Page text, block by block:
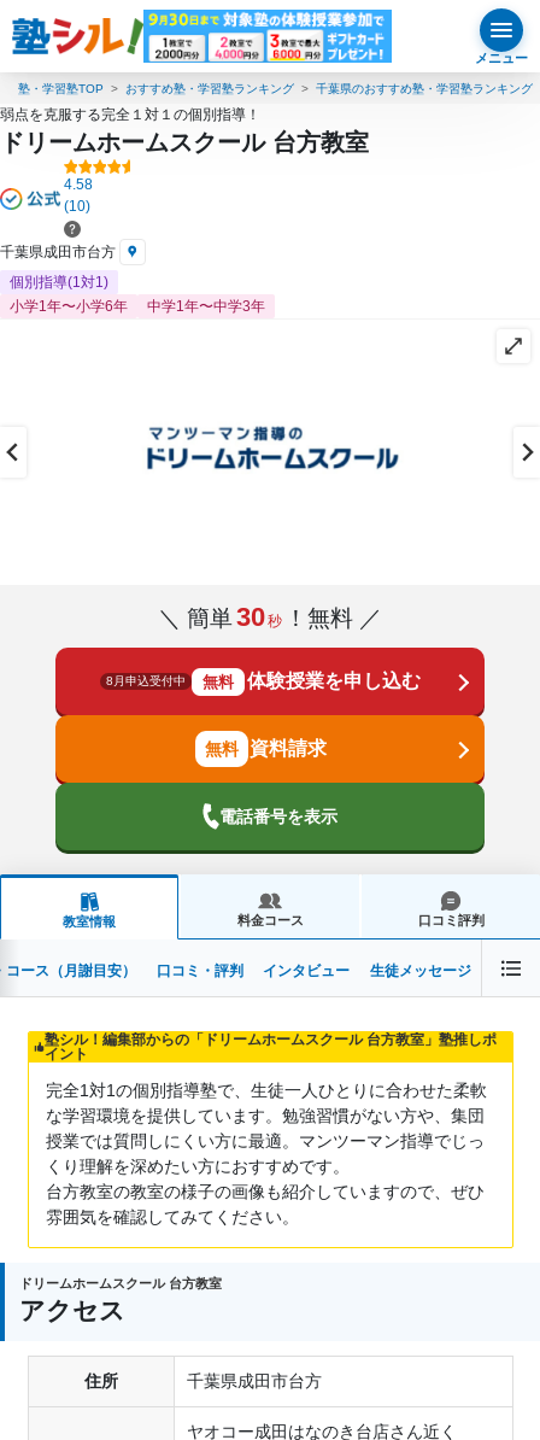
メニュー
塾・学習塾TOP おすすめ塾・学習塾ランキング 千葉県のおすすめ塾・学習塾ランキング
弱点を克服する完全１対１の個別指導！
ドリームホームスクール 台方教室
4.58
(10)
千葉県成田市台方
個別指導(1対1)
小学1年〜小学6年
中学1年〜中学3年
＼ 簡単30秒 ！無料 ／
8月申込受付中 無料 体験授業を申し込む
資料請求
電話番号を表示
教室情報 料金コース 口コミ評判
コース（月謝目安） 口コミ・評判 インタビュー 生徒メッセージ
塾シル！編集部からの「ドリームホームスクール 台方教室」塾推しポ
イント
完全1対1の個別指導塾で、生徒一人ひとりに合わせた柔軟
な学習環境を提供しています。勉強習慣がない方や、集団
授業では質問しにくい方に最適。マンツーマン指導でじっ
くり理解を深めたい方におすすめです。
台方教室の教室の様子の画像も紹介していますので、ぜひ
雰囲気を確認してみてください。
ドリームホームスクール 台方教室
アクセス
住所 千葉県成田市台方
ヤオコー成田はなのき台店さん近く